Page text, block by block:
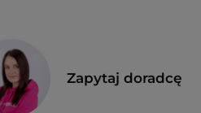
Zapytaj doradcę